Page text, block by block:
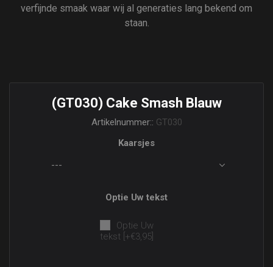
verfijnde smaak waar wij al generaties lang bekend om
staan.
(GT030) Cake Smash Blauw
Artikelnummer:: GT030
Kaarsjes
Optie Uw tekst
Optie Uw
tekst [+€3,95]